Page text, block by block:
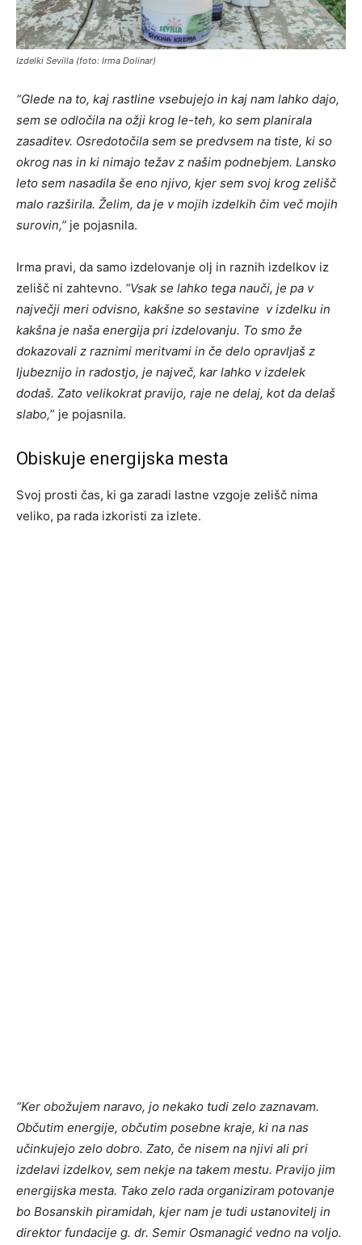
Izdelki Sevilla (foto: Irma Dolinar)
“Glede na to, kaj rastline vsebujejo in kaj nam lahko dajo,
sem se odločila na ožji krog le-teh, ko sem planirala
zasaditev. Osredotočila sem se predvsem na tiste, ki so
okrog nas in ki nimajo težav z našim podnebjem. Lansko
leto sem nasadila še eno njivo, kjer sem svoj krog zelišč
malo razširila. Želim, da je v mojih izdelkih čim več mojih
surovin,” je pojasnila.
Irma pravi, da samo izdelovanje olj in raznih izdelkov iz
zelišč ni zahtevno. “Vsak se lahko tega nauči, je pa v
največji meri odvisno, kakšne so sestavine v izdelku in
kakšna je naša energija pri izdelovanju. To smo že
dokazovali z raznimi meritvami in če delo opravljaš z
ljubeznijo in radostjo, je največ, kar lahko v izdelek
dodaš. Zato velikokrat pravijo, raje ne delaj, kot da delaš
slabo,” je pojasnila.
Obiskuje energijska mesta
Svoj prosti čas, ki ga zaradi lastne vzgoje zelišč nima
veliko, pa rada izkoristi za izlete.
“Ker obožujem naravo, jo nekako tudi zelo zaznavam.
Občutim energije, občutim posebne kraje, ki na nas
učinkujejo zelo dobro. Zato, če nisem na njivi ali pri
izdelavi izdelkov, sem nekje na takem mestu. Pravijo jim
energijska mesta. Tako zelo rada organiziram potovanje
bo Bosanskih piramidah, kjer nam je tudi ustanovitelj in
direktor fundacije g. dr. Semir Osmanagić vedno na voljo.